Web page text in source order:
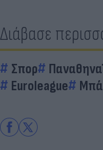
Διάβασε
Σπορ
Euroleague